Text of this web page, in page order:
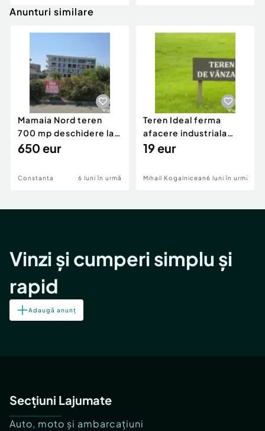
Anunturi similare
Mamaia Nord teren
700 mp deschidere la
D24 si D25
650 eur
Constanta 6 luni în urmă
Teren Ideal ferma
afacere industriala
deschidere 71 ml la
19 eur
Mihail Kogalniceanu6 luni în urmă
Vinzi și cumperi simplu și
rapid
Adaugă anunț
Secțiuni Lajumate
Auto, moto și ambarcațiuni